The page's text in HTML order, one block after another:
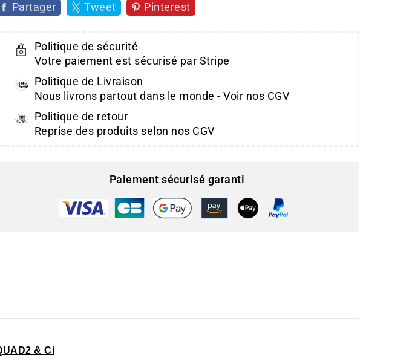
Partager Tweet Pinterest
Politique de sécurité
Votre paiement est sécurisé par Stripe
Politique de Livraison
Nous livrons partout dans le monde - Voir nos CGV
Politique de retour
Reprise des produits selon nos CGV
Paiement sécurisé garanti
& Ci